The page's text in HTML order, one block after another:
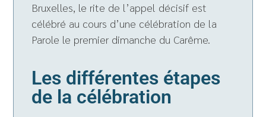
Bruxelles, le rite de l’appel décisif est
célébré au cours d’une célébration de la
Parole le premier dimanche du Carême.
Les différentes étapes
de la célébration